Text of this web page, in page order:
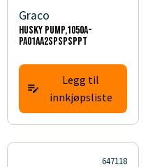
Graco
HUSKY PUMP,1050A-
PA01AA2SPSPSPPT
Legg til
innkjøpsliste
647118